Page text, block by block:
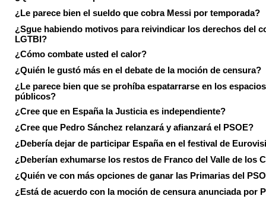
¿Le parece bien el sueldo que cobra Messi por temporada?
¿Sgue habiendo motivos para reivindicar los derechos del
LGTBI?
¿Cómo combate usted el calor?
¿Quién le gustó más en el debate de la moción de censura?
¿Le parece bien que se prohíba espatarrarse en los espacios
públicos?
¿Cree que en España la Justicia es independiente?
¿Cree que Pedro Sánchez relanzará y afianzará el PSOE?
¿Debería dejar de participar España en el festival de
¿Deberían exhumarse los restos de Franco del Valle de los
¿Quién ve con más opciones de ganar las Primarias del
¿Está de acuerdo con la moción de censura anunciada por